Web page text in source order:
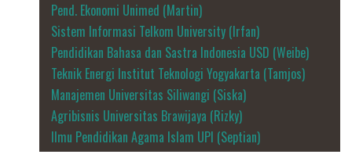
Pend. Ekonomi Unimed (Martin)
Sistem Informasi Telkom University (Irfan)
Pendidikan Bahasa dan Sastra Indonesia USD (Weibe)
Teknik Energi Institut Teknologi Yogyakarta (Tamjos)
Manajemen Universitas Siliwangi (Siska)
Agribisnis Universitas Brawijaya (Rizky)
Ilmu Pendidikan Agama Islam UPI (Septian)